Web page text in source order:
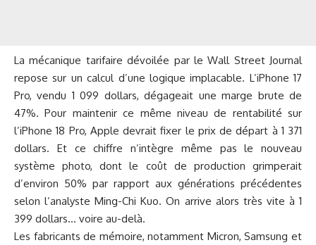
La mécanique tarifaire dévoilée par le Wall Street Journal
repose sur un calcul d’une logique implacable. L’iPhone 17
Pro, vendu 1 099 dollars, dégageait une marge brute de
47%. Pour maintenir ce même niveau de rentabilité sur
l’iPhone 18 Pro, Apple devrait fixer le prix de départ à 1 371
dollars. Et ce chiffre n’intègre même pas le nouveau
système photo, dont le coût de production grimperait
d’environ 50% par rapport aux générations précédentes
selon l’analyste Ming-Chi Kuo. On arrive alors très vite à 1
399 dollars… voire au-delà.
Les fabricants de mémoire, notamment Micron, Samsung et